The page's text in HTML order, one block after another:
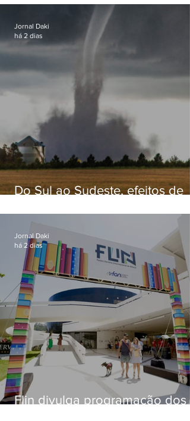
Do Sul ao Sudeste, efeitos de
apreensão na população
Jornal Daki
há 2 dias
Flin divulga programação dos
Jornal Daki
há 2 dias